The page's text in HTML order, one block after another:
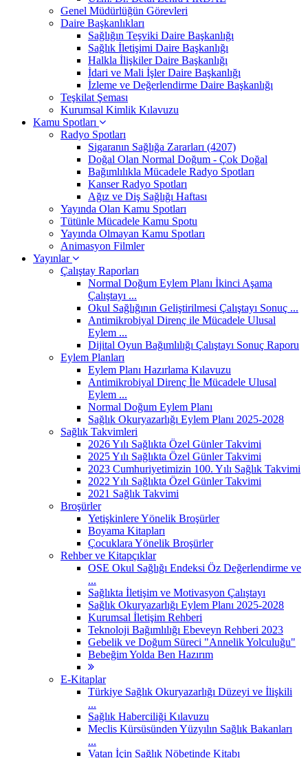
Genel Müdürlüğün Görevleri
Daire Başkanlıkları
Sağlığın Teşviki Daire Başkanlığı
Sağlık İletişimi Daire Başkanlığı
Halkla İlişkiler Daire Başkanlığı
İdari ve Mali İşler Daire Başkanlığı
İzleme ve Değerlendirme Daire Başkanlığı
Teşkilat Şeması
Kurumsal Kimlik Kılavuzu
Kamu Spotları
Radyo Spotları
Sigaranın Sağlığa Zararları (4207)
Doğal Olan Normal Doğum - Çok Doğal
Bağımlılıkla Mücadele Radyo Spotları
Kanser Radyo Spotları
Ağız ve Diş Sağlığı Haftası
Yayında Olan Kamu Spotları
Tütünle Mücadele Kamu Spotu
Yayında Olmayan Kamu Spotları
Animasyon Filmler
Yayınlar
Çalıştay Raporları
Normal Doğum Eylem Planı İkinci Aşama
Çalıştayı ...
Okul Sağlığının Geliştirilmesi Çalıştayı Sonuç ...
Antimikrobiyal Direnç ile Mücadele Ulusal
Eylem ...
Dijital Oyun Bağımlılığı Çalıştayı Sonuç Raporu
Eylem Planları
Eylem Planı Hazırlama Kılavuzu
Antimikrobiyal Direnç İle Mücadele Ulusal
Eylem ...
Normal Doğum Eylem Planı
Sağlık Okuryazarlığı Eylem Planı 2025-2028
Sağlık Takvimleri
2026 Yılı Sağlıkta Özel Günler Takvimi
2025 Yılı Sağlıkta Özel Günler Takvimi
2023 Cumhuriyetimizin 100. Yılı Sağlık Takvimi
2022 Yılı Sağlıkta Özel Günler Takvimi
2021 Sağlık Takvimi
Broşürler
Yetişkinlere Yönelik Broşürler
Boyama Kitapları
Çocuklara Yönelik Broşürler
Rehber ve Kitapçıklar
OSE Okul Sağlığı Endeksi Öz Değerlendirme ve
...
Sağlıkta İletişim ve Motivasyon Çalıştayı
Sağlık Okuryazarlığı Eylem Planı 2025-2028
Kurumsal İletişim Rehberi
Teknoloji Bağımlılığı Ebeveyn Rehberi 2023
Gebelik ve Doğum Süreci "Annelik Yolculuğu"
Bebeğim Yolda Ben Hazırım
E-Kitaplar
Türkiye Sağlık Okuryazarlığı Düzeyi ve İlişkili
...
Sağlık Haberciliği Kılavuzu
Meclis Kürsüsünden Yüzyılın Sağlık Bakanları
...
Vatan İçin Sağlık Nöbetinde Kitabı